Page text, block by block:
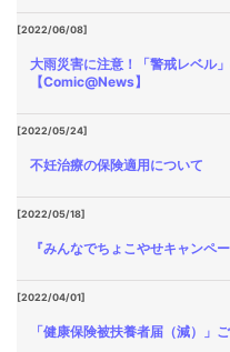
[2022/06/08]
大雨災害に注意！「警戒レベル
【Comic@News】
[2022/05/24]
不妊治療の保険適用について
[2022/05/18]
『みんなでちょこやせキャンペ
[2022/04/01]
「健康保険被扶養者届（減）」